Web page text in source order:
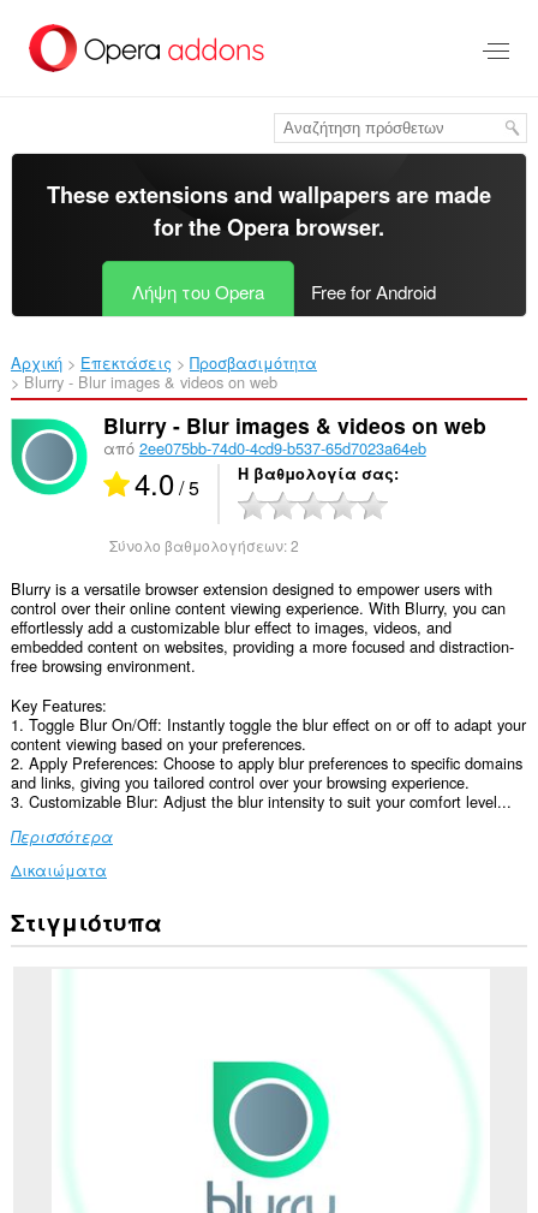
στο
κύριο
These extensions and wallpapers are made
for theOpera browser.
Λήψη του Opera Free for Android
Αρχική Επεκτάσεις
Προσβασιμότητα
Blurry - Blur images & videos on web‎
Blurry - Blur images & videos on web
από 2ee075bb-74d0-4cd9-b537-65d7023a64eb
4.0/ 5 Η βαθμολογία σας
Σύνολο βαθμολογήσεων:2
Blurry is a versatile browser extension designed to empower users with
control over their online content viewing experience. With Blurry, you can
effortlessly add a customizable blur effect to images, videos, and
embedded content on websites, providing a more focused and distraction-
free browsing environment.
Key Features:
1. Toggle Blur On/Off: Instantly toggle the blur effect on or off to adapt your
content viewing based on your preferences.
2. Apply Preferences: Choose to apply blur preferences to specific domains
and links, giving you tailored control over your browsing experience.
3. Customizable Blur: Adjust the blur intensity to suit your comfort level...
Περισσότερα
Δικαιώματα
Αυτή
η
Στιγμιότυπα